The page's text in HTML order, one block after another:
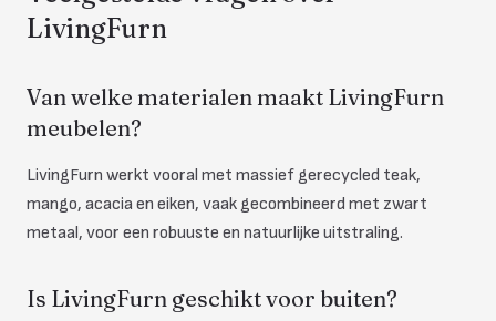
LivingFurn
Van welke materialen maakt LivingFurn
meubelen?
LivingFurn werkt vooral met massief gerecycled teak,
mango, acacia en eiken, vaak gecombineerd met zwart
metaal, voor een robuuste en natuurlijke uitstraling.
Is LivingFurn geschikt voor buiten?